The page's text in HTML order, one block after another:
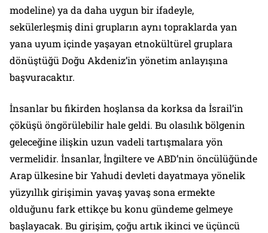
modeline) ya da daha uygun bir ifadeyle,
sekülerleşmiş dini grupların aynı topraklarda yan
yana uyum içinde yaşayan etnokültürel gruplara
dönüştüğü Doğu Akdeniz’in yönetim anlayışına
başvuracaktır.
İnsanlar bu fikirden hoşlansa da korksa da İsrail’in
çöküşü öngörülebilir hale geldi. Bu olasılık bölgenin
geleceğine ilişkin uzun vadeli tartışmalara yön
vermelidir. İnsanlar, İngiltere ve ABD’nin öncülüğünde
Arap ülkesine bir Yahudi devleti dayatmaya yönelik
yüzyıllık girişimin yavaş yavaş sona ermekte
olduğunu fark ettikçe bu konu gündeme gelmeye
başlayacak. Bu girişim, çoğu artık ikinci ve üçüncü